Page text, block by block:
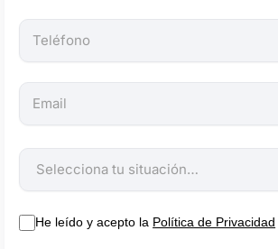
He leído y acepto la Política de Privacidad